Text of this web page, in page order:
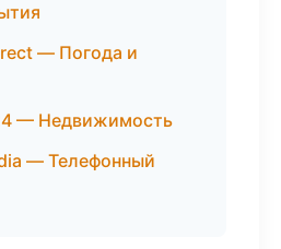
— Погода и
— Недвижимость
— Телефонный